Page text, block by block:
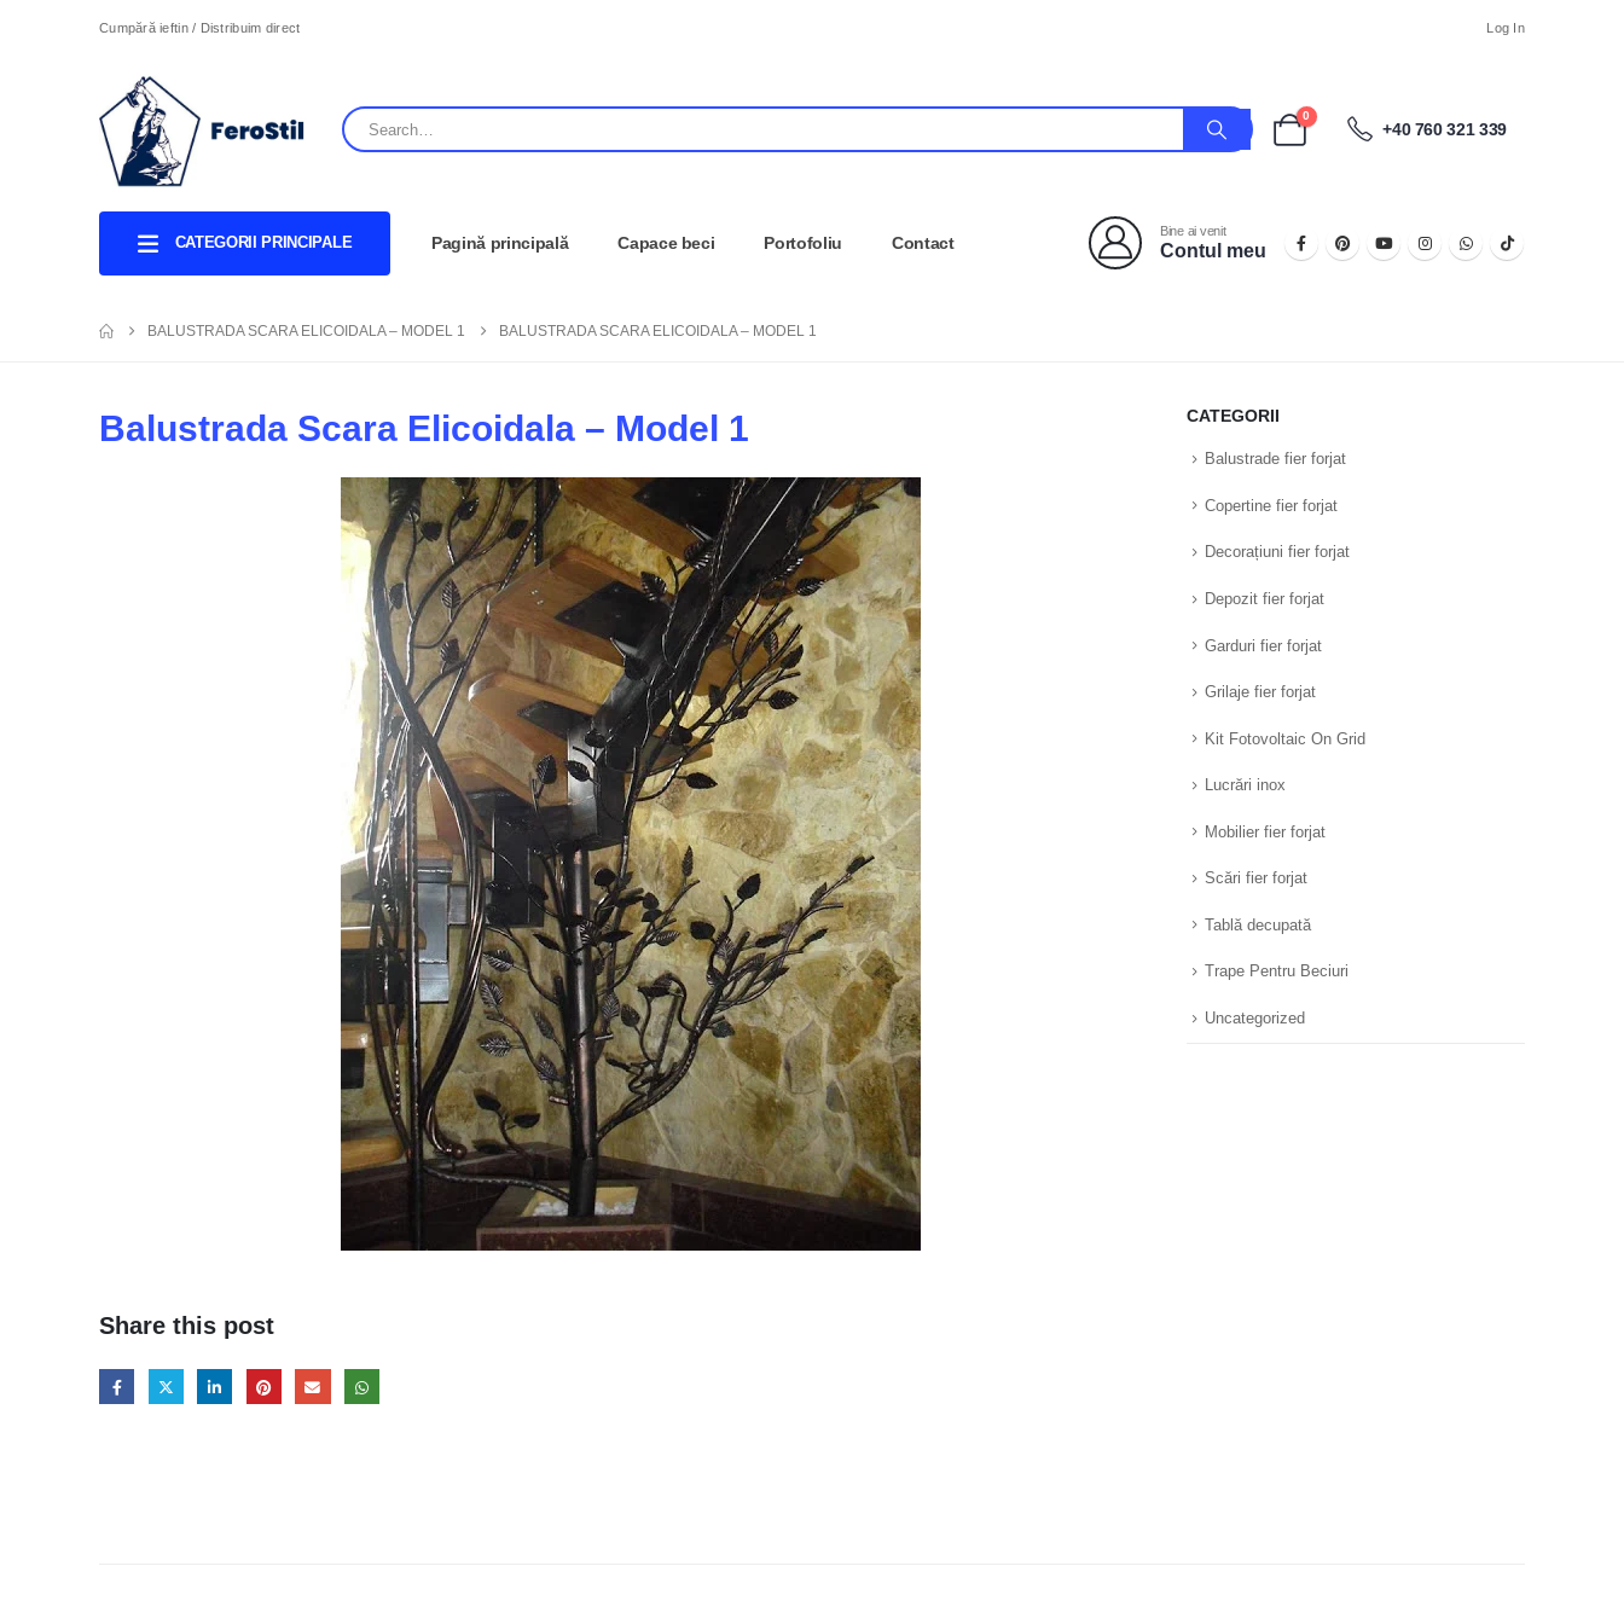
Cumpără ieftin / Distribuim direct Log In
0
+40 760 321 339
CATEGORII PRINCIPALE Pagină principală Capace beci Portofoliu Contact
Bine ai venit
Contul meu
BALUSTRADA SCARA ELICOIDALA – MODEL 1 BALUSTRADA SCARA ELICOIDALA – MODEL 1
Balustrada Scara Elicoidala – Model 1
Share this post
CATEGORII
Balustrade fier forjat
Copertine fier forjat
Decorațiuni fier forjat
Depozit fier forjat
Garduri fier forjat
Grilaje fier forjat
Kit Fotovoltaic On Grid
Lucrări inox
Mobilier fier forjat
Scări fier forjat
Tablă decupată
Trape Pentru Beciuri
Uncategorized